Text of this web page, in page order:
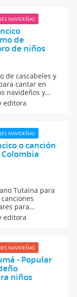
NAVIDEÑAS
de
de niños
de cascabeles y
cantar en
navideños y
Te dejamos
lúdicas
editora
NAVIDEÑAS
o canción
Tutaina para
para
familia
de Tutaina
editora
NAVIDEÑAS
- Popular
niños